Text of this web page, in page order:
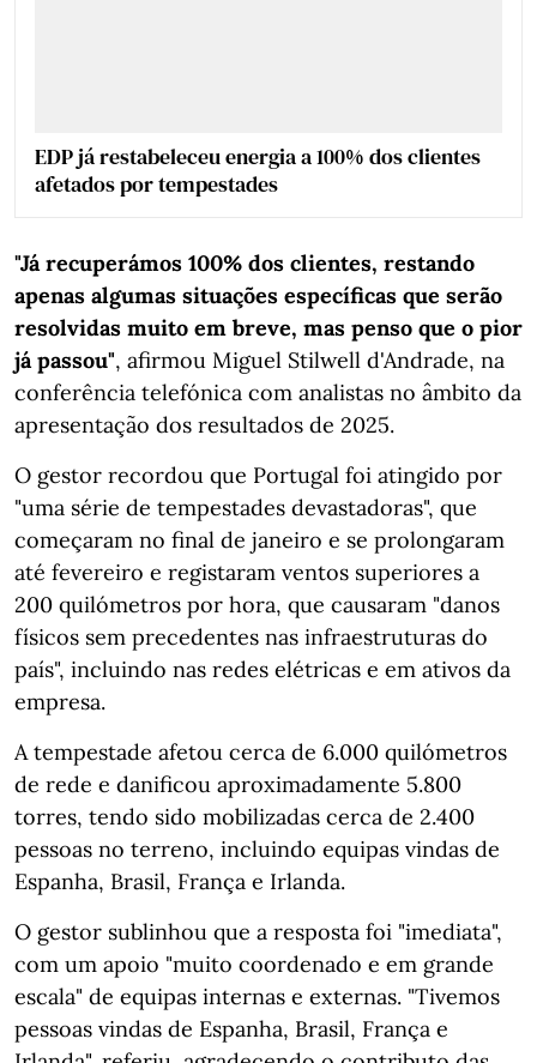
EDP já restabeleceu energia a 100% dos clientes
afetados por tempestades
"Já recuperámos 100% dos clientes, restando
apenas algumas situações específicas que serão
resolvidas muito em breve, mas penso que o pior
já passou", afirmou Miguel Stilwell d'Andrade, na
conferência telefónica com analistas no âmbito da
apresentação dos resultados de 2025.
O gestor recordou que Portugal foi atingido por
"uma série de tempestades devastadoras", que
começaram no final de janeiro e se prolongaram
até fevereiro e registaram ventos superiores a
200 quilómetros por hora, que causaram "danos
físicos sem precedentes nas infraestruturas do
país", incluindo nas redes elétricas e em ativos da
empresa.
A tempestade afetou cerca de 6.000 quilómetros
de rede e danificou aproximadamente 5.800
torres, tendo sido mobilizadas cerca de 2.400
pessoas no terreno, incluindo equipas vindas de
Espanha, Brasil, França e Irlanda.
O gestor sublinhou que a resposta foi "imediata",
com um apoio "muito coordenado e em grande
escala" de equipas internas e externas. "Tivemos
pessoas vindas de Espanha, Brasil, França e